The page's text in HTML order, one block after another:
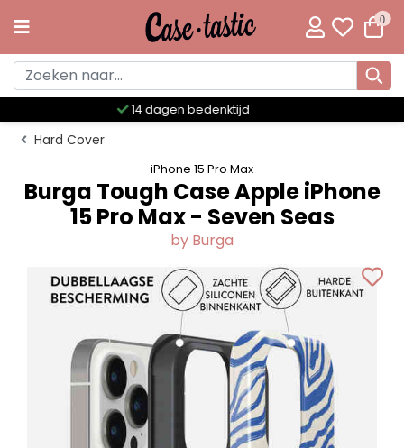
0
Meer dan 300 unieke designs
Hard Cover
iPhone 15 Pro Max
Burga Tough Case Apple iPhone
15 Pro Max - Seven Seas
by Burga